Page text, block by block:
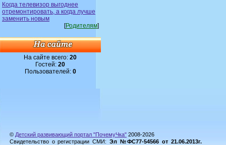
Когда телевизор выгоднее
отремонтировать, а когда лучше
заменить новым
[Родителям]
На сайте всего:20
Гостей:20
Пользователей: 0
© Детский развивающий портал "ПочемуЧка" 2008-2026
Свидетельство о регистрации СМИ: Эл №ФС77-54566 от 21.06.2013г.